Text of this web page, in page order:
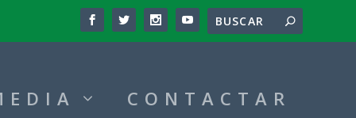
CONTACTAR